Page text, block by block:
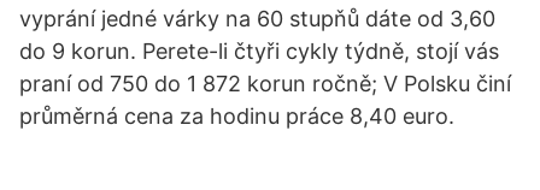
vyprání jedné várky na 60 stupňů dáte od 3,60
do 9 korun. Perete-li čtyři cykly týdně, stojí vás
praní od 750 do 1 872 korun ročně; V Polsku činí
průměrná cena za hodinu práce 8,40 euro.